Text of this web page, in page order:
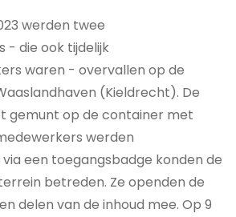
werden twee
- die ook tijdelijk
waren - overvallen op de
(Kieldrecht). De
gemunt op de container met
werden
een toegangsbadge konden de
betreden. Ze openden de
delen van de inhoud mee. Op 9